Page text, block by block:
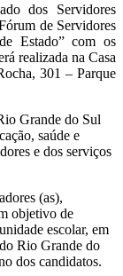
dos Servidores
de Servidores
Estado” com os
realizada na Casa
301 – Parque
Grande do Sul
saúde e
e dos serviços
(as),
objetivo de
escolar, em
Rio Grande do
dos candidatos.